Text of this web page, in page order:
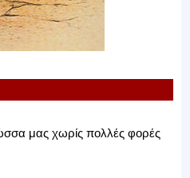
μας χωρίς πολλές φορές